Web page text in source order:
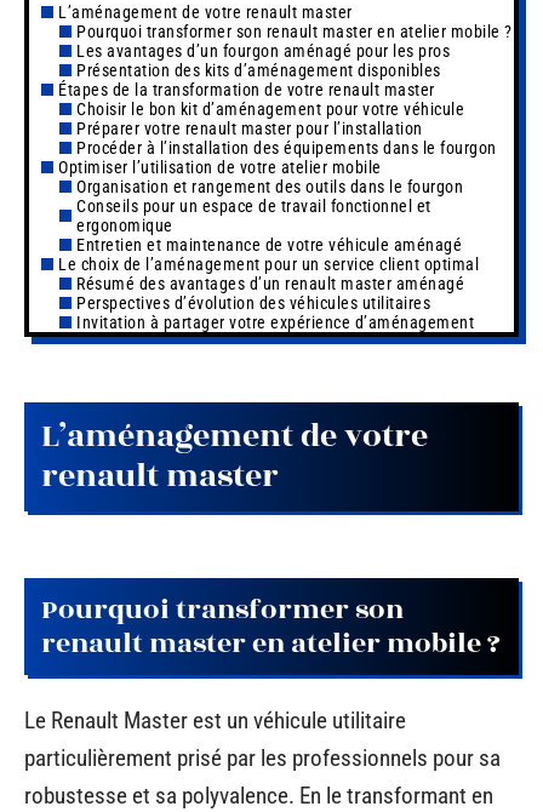
L’aménagement de votre renault master
Pourquoi transformer son renault master en atelier mobile ?
Les avantages d’un fourgon aménagé pour les pros
Présentation des kits d’aménagement disponibles
Étapes de la transformation de votre renault master
Choisir le bon kit d’aménagement pour votre véhicule
Préparer votre renault master pour l’installation
Procéder à l’installation des équipements dans le fourgon
Optimiser l’utilisation de votre atelier mobile
Organisation et rangement des outils dans le fourgon
Conseils pour un espace de travail fonctionnel et
ergonomique
Entretien et maintenance de votre véhicule aménagé
Le choix de l’aménagement pour un service client optimal
Résumé des avantages d’un renault master aménagé
Perspectives d’évolution des véhicules utilitaires
Invitation à partager votre expérience d’aménagement
L’aménagement de votre
renault master
Pourquoi transformer son
renault master en atelier mobile ?
Le Renault Master est un véhicule utilitaire
particulièrement prisé par les professionnels pour sa
robustesse et sa polyvalence. En le transformant en